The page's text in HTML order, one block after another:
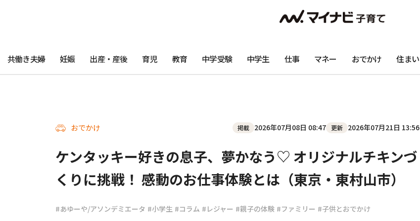
共働き夫婦 妊娠 出産・産後 育児 教育 中学受験 中学生 仕事 マネー おでかけ 住まい
おでかけ 掲載 2026年07月08日 08:47 更新 2026年07月21日 13:56
ケンタッキー好きの息子、夢かなう♡ オリジナルチキンづ
くりに挑戦！ 感動のお仕事体験とは（東京・東村山市）
#あゆーや/アソンデミエータ #小学生 #コラム #レジャー #親子の体験 #ファミリー #子供とおでかけ